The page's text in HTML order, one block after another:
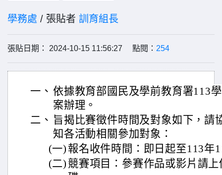
學務處 / 張貼者 訓育組長
張貼日期： 2024-10-15 11:56:27 點閱： 254
一、 依據教育部國民及學前教育署113
案辦理。
二、 旨揭比賽徵件時間及對象如下，請
知各活動相關參加對象：
(一) 報名收件時間：即日起至113年
(二) 競賽項目：參賽作品或影片請